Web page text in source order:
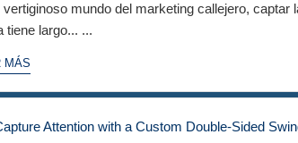
vertiginoso mundo del marketing callejero,
tiene largo... ...
MÁS